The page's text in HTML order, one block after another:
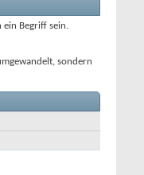
ein Begriff sein.
sondern